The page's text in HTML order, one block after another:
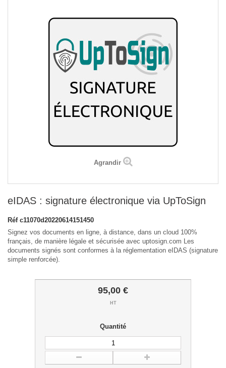
Agrandir
eIDAS : signature électronique via UpToSign
Réf c11070d20220614151450
Signez vos documents en ligne, à distance, dans un cloud 100%
français, de manière légale et sécurisée avec uptosign.com Les
documents signés sont conformes à la réglementation eIDAS (signature
simple renforcée).
95,00 €
HT
Quantité